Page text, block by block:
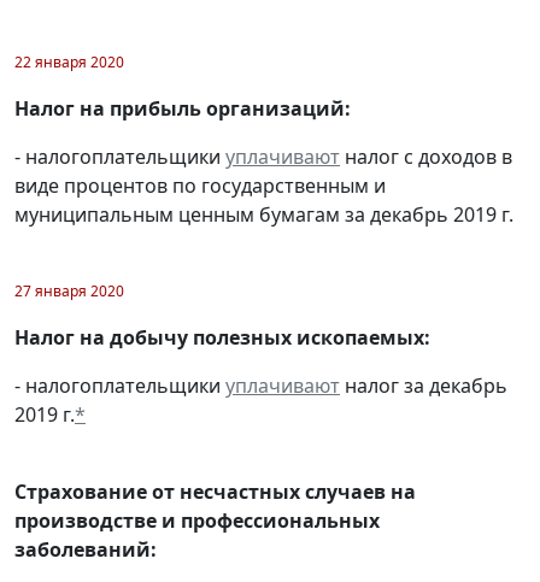
22 января 2020
Налог на прибыль организаций:
- налогоплательщики уплачивают налог с доходов в
виде процентов по государственным и
муниципальным ценным бумагам за декабрь 2019 г.
27 января 2020
Налог на добычу полезных ископаемых:
- налогоплательщики уплачивают налог за декабрь
2019 г.*
Страхование от несчастных случаев на
производстве и профессиональных
заболеваний: